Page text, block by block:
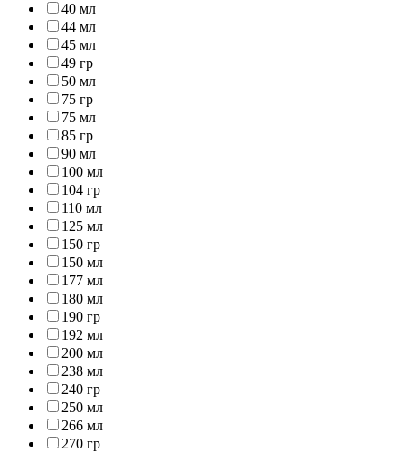
40 мл
44 мл
45 мл
49 гр
50 мл
75 гр
75 мл
85 гр
90 мл
100 мл
104 гр
110 мл
125 мл
150 гр
150 мл
177 мл
180 мл
190 гр
192 мл
200 мл
238 мл
240 гр
250 мл
266 мл
270 гр